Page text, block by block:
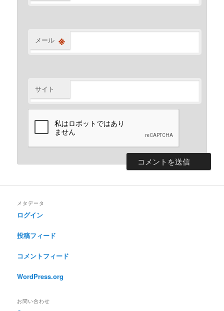
メール ※
サイト
メタデータ
ログイン
投稿フィード
コメントフィード
WordPress.org
お問い合わせ